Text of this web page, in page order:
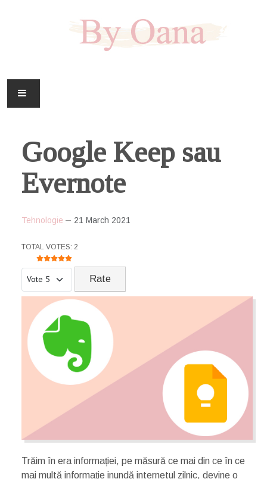
CASA
HOBBY
Google Keep sau
Evernote
Tehnologie 21 March 2021
USER RATING: 5
TOTAL VOTES: 2
Trăim în era informației, pe măsură ce mai din ce în ce
mai multă informație inundă internetul zilnic, devine o